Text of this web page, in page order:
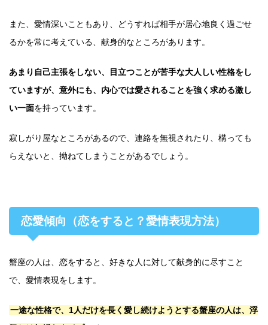
また、愛情深いこともあり、どうすれば相手が居心地良く過ごせ
るかを常に考えている、献身的なところがあります。
あまり自己主張をしない、目立つことが苦手な大人しい性格をし
ていますが、意外にも、内心では愛されることを強く求める激し
い一面を持っています。
寂しがり屋なところがあるので、連絡を無視されたり、構っても
らえないと、拗ねてしまうことがあるでしょう。
恋愛傾向（恋をすると？愛情表現方法）
蟹座の人は、恋をすると、好きな人に対して献身的に尽すこと
で、愛情表現をします。
一途な性格で、1人だけを長く愛し続けようとする蟹座の人は、浮